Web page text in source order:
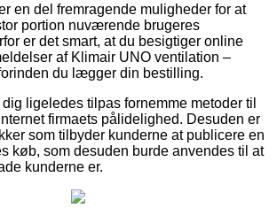
en del fremragende muligheder for at
portion nuværende brugeres
er det smart, at du besigtiger online
af Klimair UNO ventilation –
du lægger din bestilling.
ligeledes tilpas fornemme metoder til
firmaets pålidelighed. Desuden er
som tilbyder kunderne at publicere en
køb, som desuden burde anvendes til at
kunderne er.